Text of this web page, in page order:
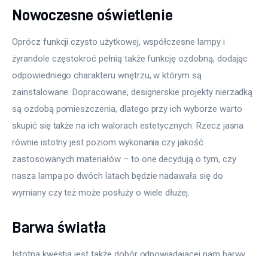
Nowoczesne oświetlenie
Oprócz funkcji czysto użytkowej, współczesne lampy i
żyrandole częstokroć pełnią także funkcję ozdobną, dodając
odpowiedniego charakteru wnętrzu, w którym są
zainstalowane. Dopracowane, designerskie projekty nierzadką
są ozdobą pomieszczenia, dlatego przy ich wyborze warto
skupić się także na ich walorach estetycznych. Rzecz jasna
równie istotny jest poziom wykonania czy jakość
zastosowanych materiałów – to one decydują o tym, czy
nasza lampa po dwóch latach będzie nadawała się do
wymiany czy też może posłuży o wiele dłużej.
Barwa światła